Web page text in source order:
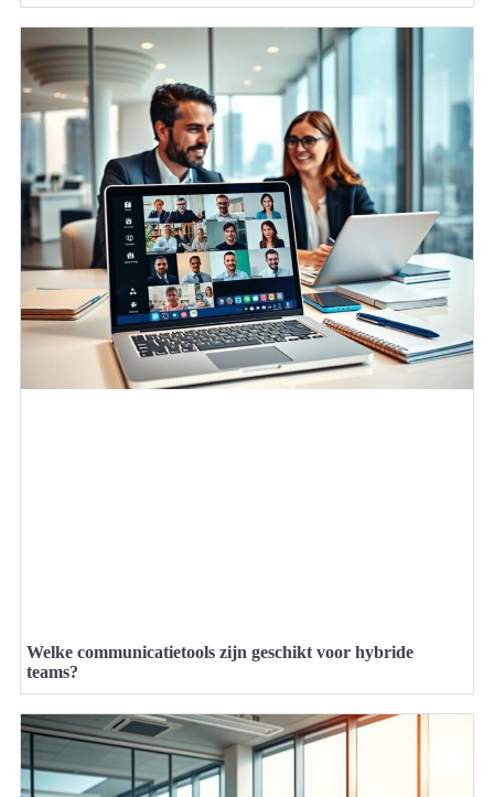
Welke communicatietools zijn geschikt voor hybride
teams?